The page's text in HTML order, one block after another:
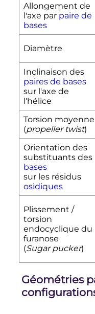
Allongement de
l'axe par paire de
bases
Diamètre
Inclinaison des
paires de bases
sur l'axe de
l'hélice
Torsion moyenne
(propeller twist)
Orientation des
substituants des
bases
sur les résidus
osidiques
Plissement /
torsion
endocyclique du
furanose
(Sugar pucker)
Géométries